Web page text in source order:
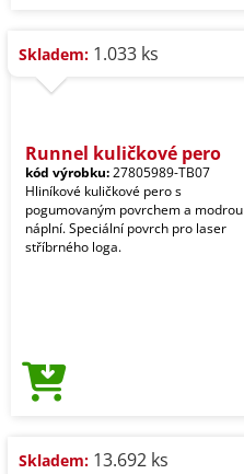
Skladem: 1.033 ks
Runnel kuličkové pero
kód výrobku:27805989-TB07
Hliníkové kuličkové pero s
pogumovaným povrchem a modrou
náplní. Speciální povrch pro laser
stříbrného loga.
Skladem: 13.692 ks